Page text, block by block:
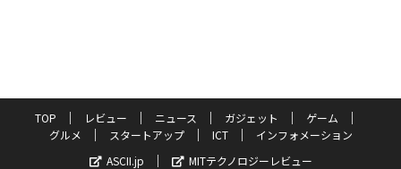
TOP レビュー ニュース ガジェット
ゲーム
グルメ
スタートアップ ICT
インフォメーション
ASCII.jp
MITテクノロジーレビュー